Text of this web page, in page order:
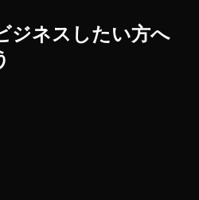
ジネスしたい方へ